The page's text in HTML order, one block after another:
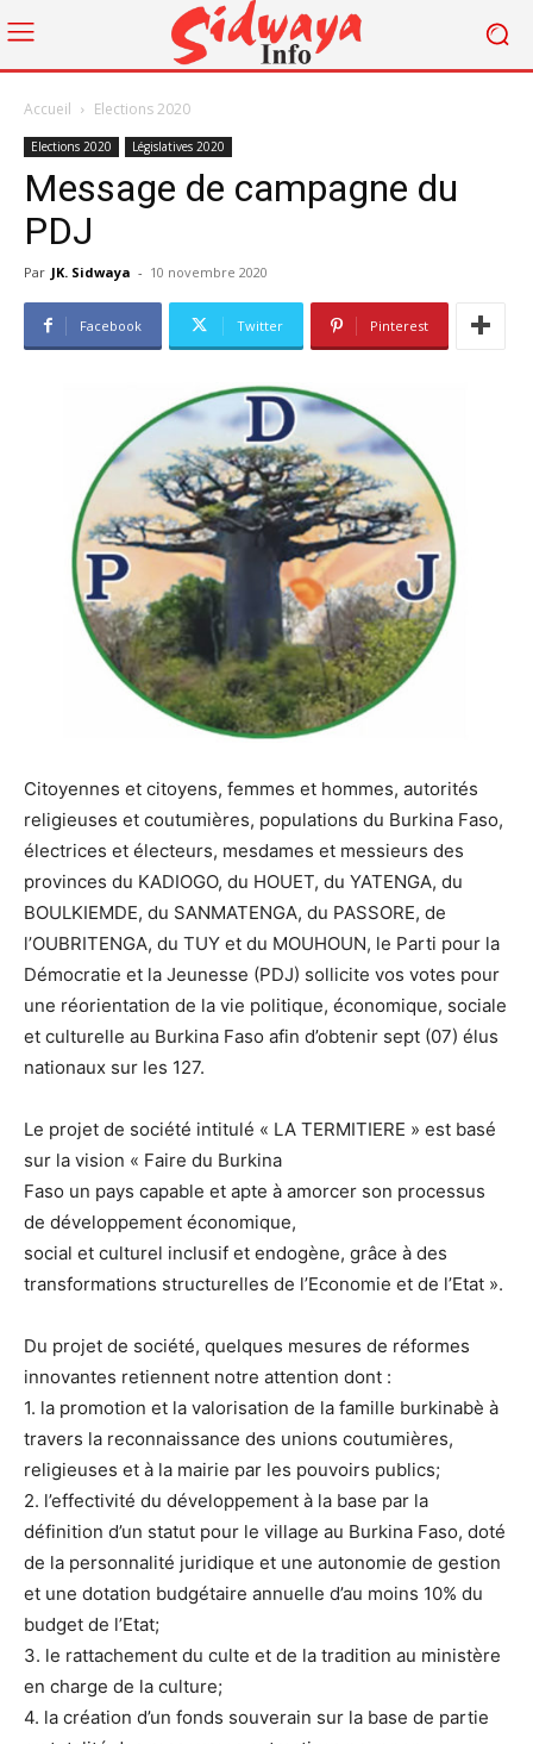
Accueil Elections 2020
Elections 2020 Législatives 2020
Message de campagne du
PDJ
Par JK. Sidwaya - 10 novembre 2020
Facebook Twitter Pinterest
Citoyennes et citoyens, femmes et hommes, autorités
religieuses et coutumières, populations du Burkina Faso,
électrices et électeurs, mesdames et messieurs des
provinces du KADIOGO, du HOUET, du YATENGA, du
BOULKIEMDE, du SANMATENGA, du PASSORE, de
l’OUBRITENGA, du TUY et du MOUHOUN, le Parti pour la
Démocratie et la Jeunesse (PDJ) sollicite vos votes pour
une réorientation de la vie politique, économique, sociale
et culturelle au Burkina Faso afin d’obtenir sept (07) élus
nationaux sur les 127.
Le projet de société intitulé « LA TERMITIERE » est basé
sur la vision « Faire du Burkina
Faso un pays capable et apte à amorcer son processus
de développement économique,
social et culturel inclusif et endogène, grâce à des
transformations structurelles de l’Economie et de l’Etat ».
Du projet de société, quelques mesures de réformes
innovantes retiennent notre attention dont :
1. la promotion et la valorisation de la famille burkinabè à
travers la reconnaissance des unions coutumières,
religieuses et à la mairie par les pouvoirs publics;
2. l’effectivité du développement à la base par la
définition d’un statut pour le village au Burkina Faso, doté
de la personnalité juridique et une autonomie de gestion
et une dotation budgétaire annuelle d’au moins 10% du
budget de l’Etat;
3. le rattachement du culte et de la tradition au ministère
en charge de la culture;
4. la création d’un fonds souverain sur la base de partie